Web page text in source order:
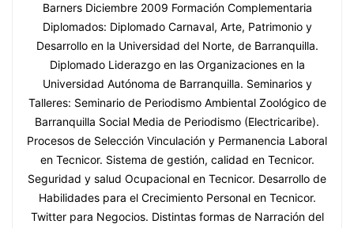
Barners Diciembre 2009 Formación Complementaria
Diplomados: Diplomado Carnaval, Arte, Patrimonio y
Desarrollo en la Universidad del Norte, de Barranquilla.
Diplomado Liderazgo en las Organizaciones en la
Universidad Autónoma de Barranquilla. Seminarios y
Talleres: Seminario de Periodismo Ambiental Zoológico de
Barranquilla Social Media de Periodismo (Electricaribe).
Procesos de Selección Vinculación y Permanencia Laboral
en Tecnicor. Sistema de gestión, calidad en Tecnicor.
Seguridad y salud Ocupacional en Tecnicor. Desarrollo de
Habilidades para el Crecimiento Personal en Tecnicor.
Twitter para Negocios. Distintas formas de Narración del